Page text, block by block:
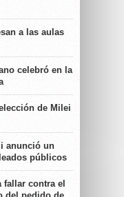
a las aulas
celebró en la
de Milei
anunció un
públicos
fallar contra el